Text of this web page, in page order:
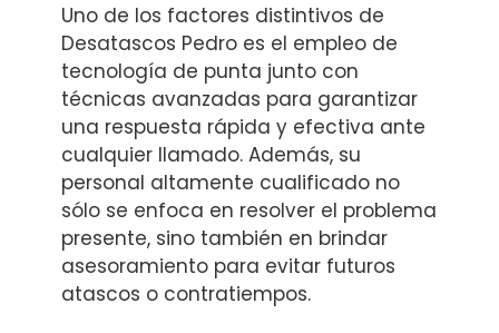
Uno de los factores distintivos de
Desatascos Pedro es el empleo de
tecnología de punta junto con
técnicas avanzadas para garantizar
una respuesta rápida y efectiva ante
cualquier llamado. Además, su
personal altamente cualificado no
sólo se enfoca en resolver el problema
presente, sino también en brindar
asesoramiento para evitar futuros
atascos o contratiempos.